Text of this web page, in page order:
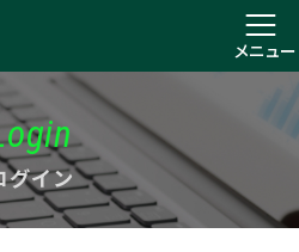
メニュー
グイン